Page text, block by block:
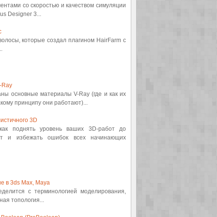
со скоростью и качеством симуляции
Designer 3...
которые создал плагином HairFarm с
Ray
основные материалы V-Ray (где и как их
принципу они работают)...
3D
поднять уровень ваших 3D-работ до
и избежать ошибок всех начинающих
в 3ds Max, Maya
с терминологией моделирования,
топология...